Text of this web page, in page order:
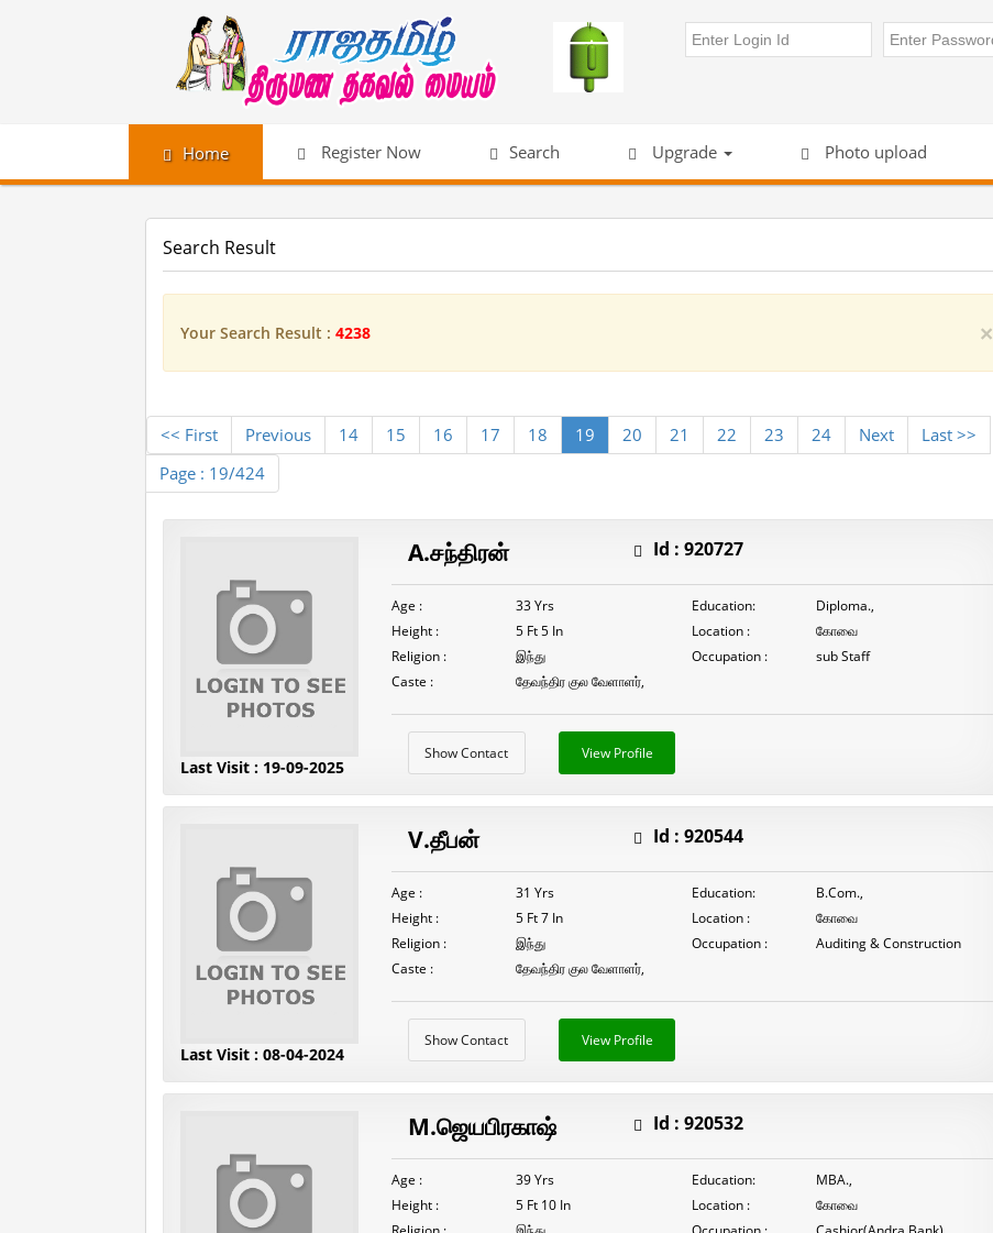
Home Register Now Search Upgrade Photo upload
Search Result
×
Your Search Result : 4238
<< First Previous 14 15 16 17 18 19 20 21 22 23 24 Next
Last >>
Page : 19/424
Last Visit : 19-09-2025
A.சந்திரன் Id :920727
Age :
33 Yrs
Height :
5 Ft 5 In
Religion :
இந்து
Caste :
தேவந்திர குல வேளாளர்,
Education:
Diploma.,
Location :
கோவை
Occupation :
sub Staff
Show Contact View Profile
Last Visit : 08-04-2024
V.தீபன் Id :920544
Age :
31 Yrs
Height :
5 Ft 7 In
Religion :
இந்து
Caste :
தேவந்திர குல வேளாளர்,
Education:
B.Com.,
Location :
கோவை
Occupation :
Auditing & Construction
Show Contact View Profile
M.ஜெயபிரகாஷ் Id :920532
Age :
39 Yrs
Height :
5 Ft 10 In
Education:
MBA.,
Location :
கோவை
P.முருகபெருமாள்